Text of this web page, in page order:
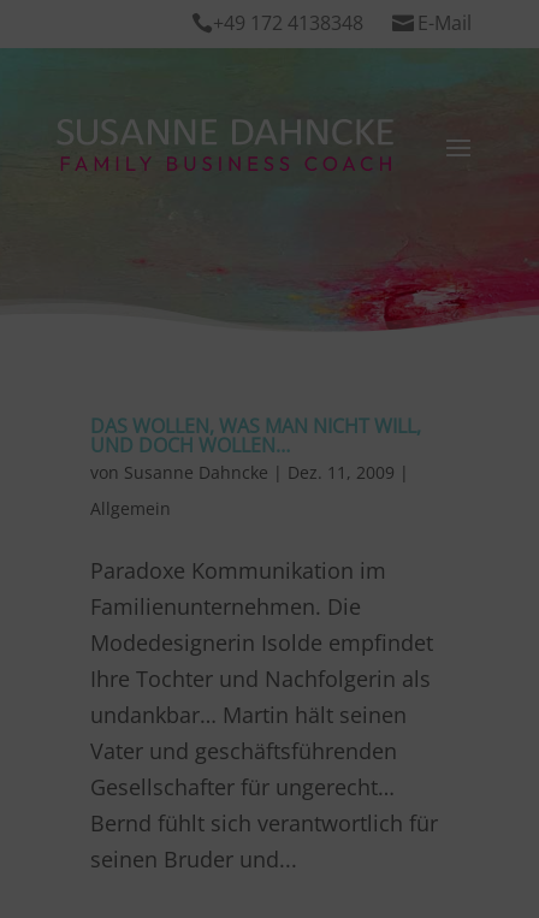
+49 172 4138348  E-Mail
DAS WOLLEN, WAS MAN NICHT WILL,
UND DOCH WOLLEN…
von Susanne Dahncke | Dez. 11, 2009 |
Allgemein
Paradoxe Kommunikation im
Familienunternehmen. Die
Modedesignerin Isolde empfindet
Ihre Tochter und Nachfolgerin als
undankbar… Martin hält seinen
Vater und geschäftsführenden
Gesellschafter für ungerecht…
Bernd fühlt sich verantwortlich für
seinen Bruder und...